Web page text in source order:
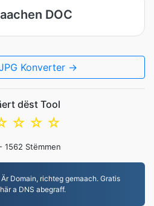
DOC
Konverter →
dëst Tool
☆
☆
☆
1562 Stëmmen
Domain, richteg gemaach. Gratis
a DNS abegraff.